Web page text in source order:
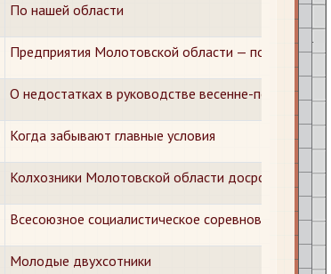
По нашей области
​Предприятия Молотовской области — победители
О недостатках в руководстве весенне-
Когда забывают главные условия
Колхозники Молотовской области досрочно
Всесоюзное социалистическое соревнование.
Молодые двухсотники